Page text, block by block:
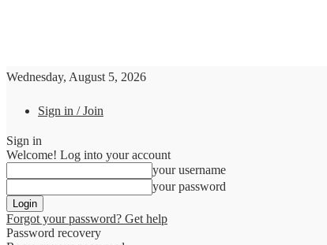
Wednesday, August 5, 2026
Sign in / Join
Sign in
Welcome! Log into your account
your username
your password
Forgot your password? Get help
Password recovery